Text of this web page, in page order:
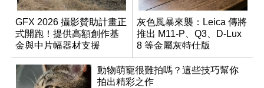
GFX 2026 攝影贊助計畫正
式開跑！提供高額創作基
金與中片幅器材支援
灰色風暴來襲：Leica 傳將
推出 M11-P、Q3、D-Lux
8 等金屬灰特仕版
動物萌寵很難拍嗎？這些技巧幫你
拍出精彩之作